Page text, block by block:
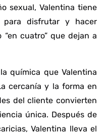
sexual, Valentina tiene
para disfrutar y hacer
cuatro” que dejan a
química que Valentina
cercanía y la forma en
del cliente convierten
única. Después de
Valentina lleva el